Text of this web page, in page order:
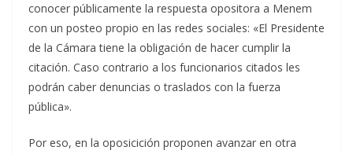
conocer públicamente la respuesta opositora a Menem
con un posteo propio en las redes sociales: «El Presidente
de la Cámara tiene la obligación de hacer cumplir la
citación. Caso contrario a los funcionarios citados les
podrán caber denuncias o traslados con la fuerza
pública».
Por eso, en la oposicición proponen avanzar en otra